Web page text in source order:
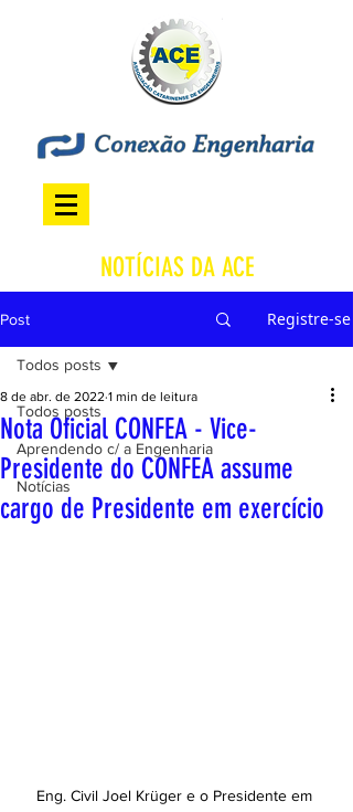
NOTÍCIAS DA ACE
Post Registre-se
Todos posts
Aprendendo c/ a Engenharia
Notícias
Todos posts
Nota Oficial CONFEA - Vice-
Presidente do CONFEA assume
cargo de Presidente em exercício
8 de abr. de 2022 1 min de leitura
Eng. Civil Joel Krüger e o Presidente em